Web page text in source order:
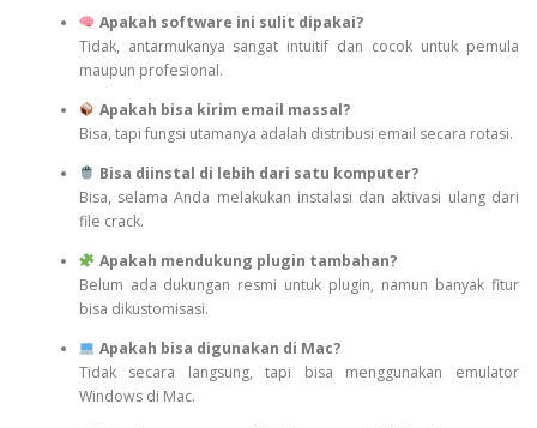
Apakah software ini sulit dipakai?
Tidak, antarmukanya sangat intuitif dan cocok untuk pemula
maupun profesional.
Apakah bisa kirim email massal?
Bisa, tapi fungsi utamanya adalah distribusi email secara rotasi.
Bisa diinstal di lebih dari satu komputer?
Bisa, selama Anda melakukan instalasi dan aktivasi ulang dari
file crack.
Apakah mendukung plugin tambahan?
Belum ada dukungan resmi untuk plugin, namun banyak fitur
bisa dikustomisasi.
Apakah bisa digunakan di Mac?
Tidak secara langsung, tapi bisa menggunakan emulator
Windows di Mac.